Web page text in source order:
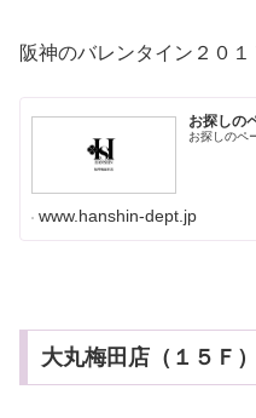
阪神のバレンタイン２０１
お探しの
お探しのペ
www.hanshin-dept.jp
大丸梅田店（１５Ｆ）